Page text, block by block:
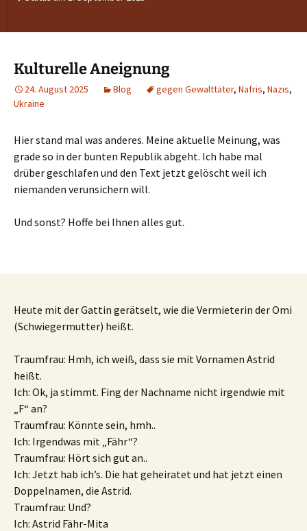
Kulturelle Aneignung
24. August 2025 Blog gegen Gewalttäter, Nafris, Nazis,
Ukraine
Hier stand mal was anderes. Meine aktuelle Meinung, was
grade so in der bunten Republik abgeht. Ich habe mal
drüber geschlafen und den Text jetzt gelöscht weil ich
niemanden verunsichern will.
Und sonst? Hoffe bei Ihnen alles gut.
Heute mit der Gattin gerätselt, wie die Vermieterin der Omi
(Schwiegermutter) heißt.
Traumfrau: Hmh, ich weiß, dass sie mit Vornamen Astrid
heißt.
Ich: Ok, ja stimmt. Fing der Nachname nicht irgendwie mit
„F“ an?
Traumfrau: Könnte sein, hmh..
Ich: Irgendwas mit „Fähr“?
Traumfrau: Hört sich gut an..
Ich: Jetzt hab ich’s. Die hat geheiratet und hat jetzt einen
Doppelnamen, die Astrid.
Traumfrau: Und?
Ich: Astrid Fähr-Mita